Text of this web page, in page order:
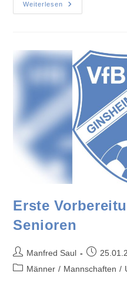
Weiterlesen
Erste
Senioren
Manfred Saul
Männer / Mannschaften /